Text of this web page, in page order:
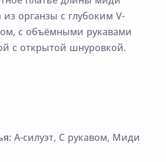
органзы с глубоким V-
с объёмными рукавами
с открытой шнуровкой.
А-силуэт, С рукавом, Миди